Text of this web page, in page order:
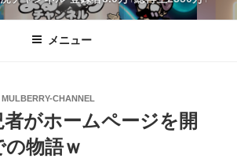
公式サイト
メニュー
MULBERRY-CHANNEL
がホームページを開
物語ｗ